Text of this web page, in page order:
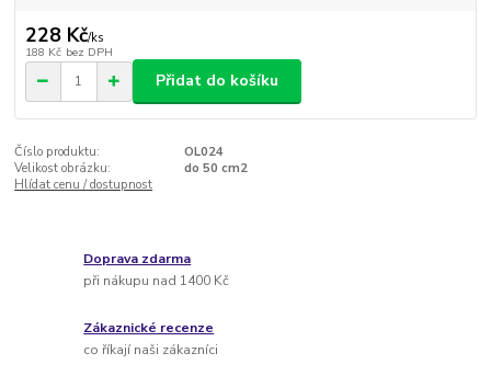
228 Kč/ks
188 Kč bez DPH
Přidat do košíku
Číslo produktu:
OL024
Velikost obrázku:
do 50 cm2
Hlídat cenu / dostupnost
Doprava zdarma
při nákupu nad 1400 Kč
Zákaznické recenze
co říkají naši zákazníci